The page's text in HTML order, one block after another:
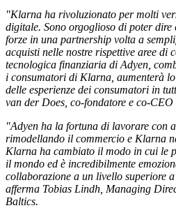
"Klarna ha rivoluzionato per molti
digitale. Sono orgoglioso di poter dire
forze in una partnership volta a
acquisti nelle nostre rispettive aree di
tecnologica finanziaria di Adyen,
i consumatori di Klarna, aumenterà
delle esperienze dei consumatori in
van der Does, co-fondatore e co-CEO
"Adyen ha la fortuna di lavorare con
rimodellando il commercio e Klarna
Klarna ha cambiato il modo in cui le
il mondo ed è incredibilmente
collaborazione a un livello superiore
afferma Tobias Lindh, Managing
Baltics.